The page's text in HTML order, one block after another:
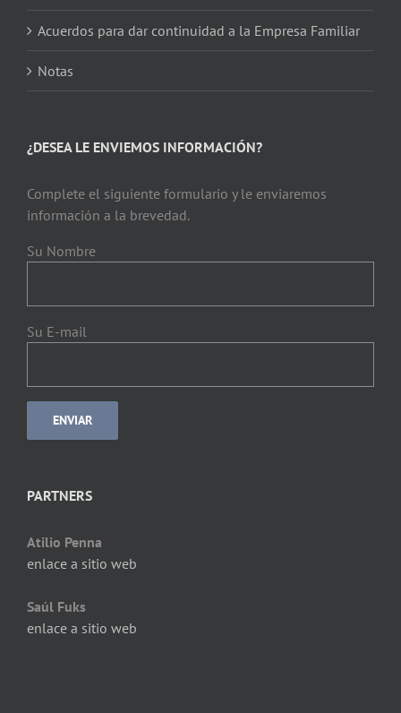
Acuerdos para dar continuidad a la Empresa Familiar
Notas
¿DESEA LE ENVIEMOS INFORMACIÓN?
Complete el siguiente formulario y le enviaremos
información a la brevedad.
Su Nombre
Su E-mail
PARTNERS
Atilio Penna
enlace a sitio web
Saúl Fuks
enlace a sitio web